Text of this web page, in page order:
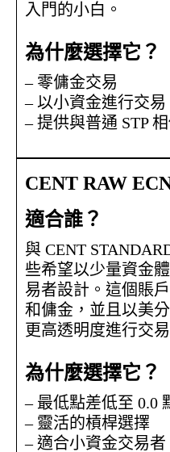
入門的小白。
為什麼選擇它？
– 零傭金交易
– 以小資金進行交易
– 提供與普通 STP
CENT RAW
適合誰？
與 CENT
些希望以少量資金
易者設計。這個賬
和傭金，並且以美
更高透明度進行交
為什麼選擇它？
– 最低點差低至 0.0
– 靈活的槓桿選擇
– 適合小資金交易者